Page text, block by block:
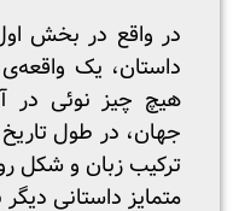
در واقع در بخش
داستان، یک
هیچ چیز نوئی در
جهان، در طول
ترکیب زبان و شکل
متمایز داستانی